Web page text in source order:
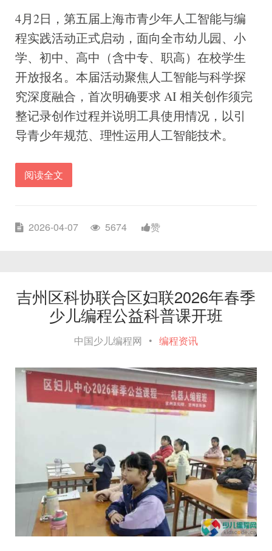
4月2日，第五届上海市青少年人工智能与编
程实践活动正式启动，面向全市幼儿园、小
学、初中、高中（含中专、职高）在校学生
开放报名。本届活动聚焦人工智能与科学探
究深度融合，首次明确要求 AI 相关创作须完
整记录创作过程并说明工具使用情况，以引
导青少年规范、理性运用人工智能技术。
阅读全文
2026-04-07 5674 赞
吉州区科协联合区妇联2026年春季
少儿编程公益科普课开班
中国少儿编程网 • 编程资讯